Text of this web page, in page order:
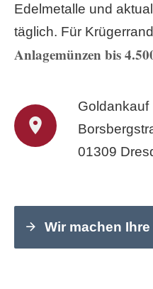
Edelmetalle und
täglich. Für
Anlagemünzen bis
Goldankauf
01309
Wir machen